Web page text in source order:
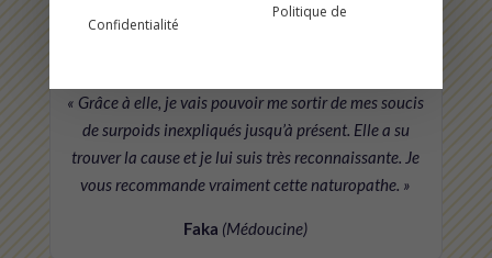
« Grâce à elle, je vais pouvoir me sortir de mes soucis
de surpoids inexpliqués jusqu’à présent. Elle a su
trouver la cause et je lui suis très reconnaissante. Je
vous recommande vraiment cette naturopathe. »
Faka (Médoucine)
Politique de
Confidentialité